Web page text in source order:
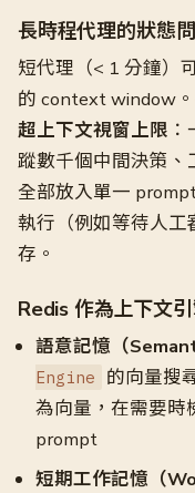
長時程代理的狀態
短代理（< 1 分鐘）
的 context window。
超上下文視窗上限
蹤數千個中間決策
全部放入單一
執行（例如等待人
存。
Redis 作為上下文
語意記憶（
Engine
的向量搜
為向量，在需要時
prompt
短期工作記憶（